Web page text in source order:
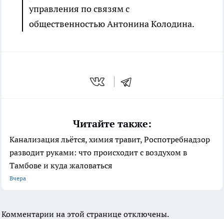
управления по связям с
общественностью Антонина Колодина.
Читайте также:
Канализация льётся, химия травит, Роспотребнадзор
разводит руками: что происходит с воздухом в
Тамбове и куда жаловаться
Вчера
Комментарии на этой странице отключены.